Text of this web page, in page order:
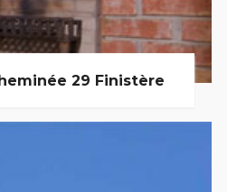
29 Finistère